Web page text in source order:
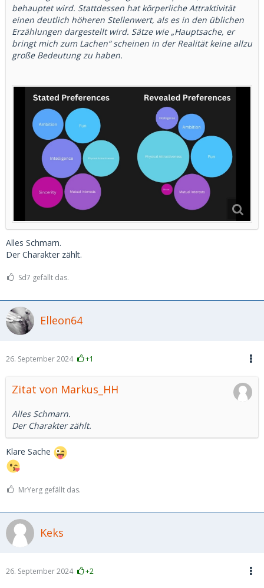
beim Premium Account (Gold) kann man das Alter
ausblenden.
Auch der "Algorithmus" ist quatsch. Es gibt keinen
Algorithmus der einem irgendwelche Matches vorenthält,
wenn dann ist es nur die Reihenfolge. Aber in 2-3h
durchgeliked, nach ner Woche bekommt man selbst ne
dreistellige Anzahl an Likes (und somit Matches) und kann
sich dann aussuchen mit welchen Girls man näher in
Kontakt tritt.
Ich werde zu Tinder nichts mehr schreiben, hab mit denen
keinen Werbevertrag und keine Aktienpakete - für mich
funktioniert es seit vielen Jahren, sowohl im normalen
Datebereich als auch im SB Bereich. Dass der normale
Datebereich bei der oberflächlichen Plattform für Männer
Ü50 schwierig wird ist auch klar, aber ich hab nun ziemlich
genau geschrieben wie man relativ leicht die SB aus dem
Tindergarten rausfischen kann. Könnt es nutzen oder lassen
- Ist mir Wayne.
behauptet wird. Stattdessen hat körperliche Attraktivität
einen deutlich höheren Stellenwert, als es in den üblichen
Erzählungen dargestellt wird. Sätze wie „Hauptsache, er
bringt mich zum Lachen“ scheinen in der Realität keine allzu
große Bedeutung zu haben.
Alles Schmarn.
Der Charakter zählt.
Sd7 gefällt das.
Elleon64
26. September 2024 +1
Zitat von Markus_HH
Alles Schmarn.
Der Charakter zählt.
Klare Sache
MrYerg gefällt das.
Keks
26. September 2024 +2